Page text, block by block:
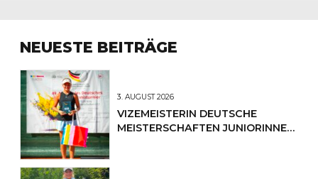
NEUESTE BEITRÄGE
3. AUGUST 2026
VIZEMEISTERIN DEUTSCHE
MEISTERSCHAFTEN JUNIORINNEN